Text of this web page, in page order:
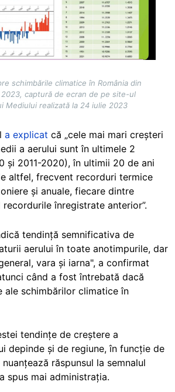
schimbările climatice în România din
2023, captură de ecran de pe site-ul
Mediului realizată la 24 iulie 2023
a explicat că „cele mai mari creşteri
a aerului sunt în ultimele 2
şi 2011-2020), în ultimii 20 de ani
altfel, frecvent recorduri termice
şi anuale, fiecare dintre
înregistrate anterior”.
tendință semnificativa de
aerului în toate anotimpurile, dar
vara și iarna", a confirmat
când a fost întrebată dacă
ale schimbărilor climatice în
tendințe de creștere a
depinde și de regiune, în funcție de
răspunsul la semnalul
spus mai administrația.